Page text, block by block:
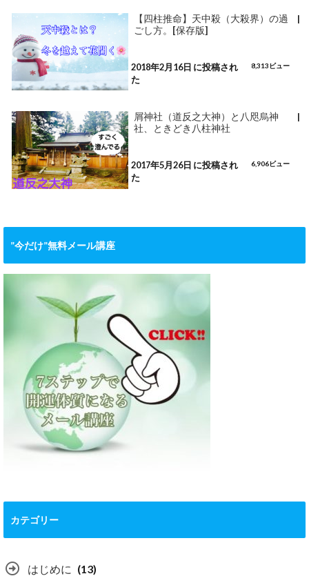
【四柱推命】天中殺（大殺界）の過
ごし方。[保存版]
8,313ビュー
|
2018年2月16日 に投稿され
た
屑神社（道反之大神）と八咫烏神
社、ときどき八柱神社
6,906ビュー
|
2017年5月26日 に投稿され
た
”今だけ”無料メール講座
カテゴリー
はじめに (13)